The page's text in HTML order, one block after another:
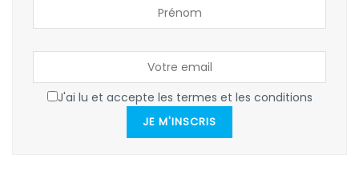
J'ai lu et accepte les termes et les conditions
JE M'INSCRIS